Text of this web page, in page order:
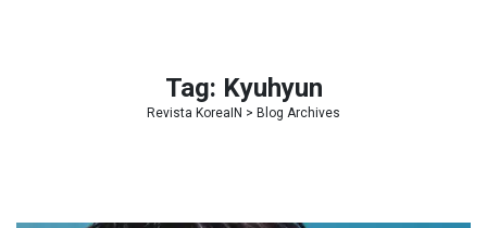
Tag: Kyuhyun
Revista KoreaIN > Blog Archives